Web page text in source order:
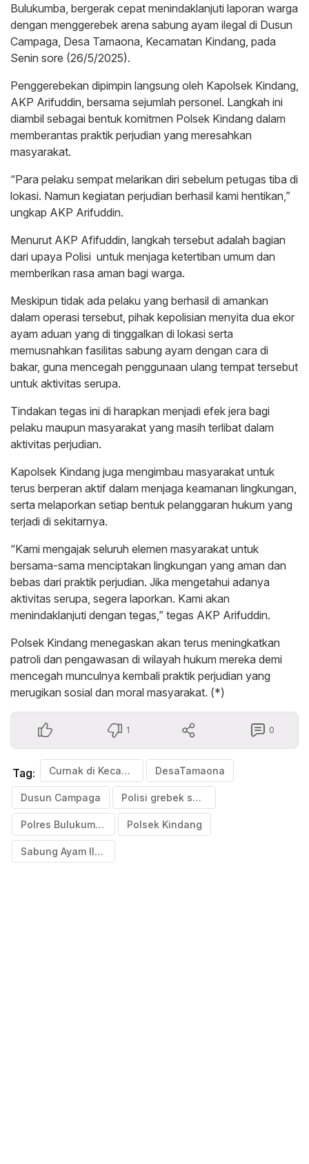
Bulukumba, bergerak cepat menindaklanjuti laporan warga
dengan menggerebek arena sabung ayam ilegal di Dusun
Campaga, Desa Tamaona, Kecamatan Kindang, pada
Senin sore (26/5/2025).
Penggerebekan dipimpin langsung oleh Kapolsek Kindang,
AKP Arifuddin, bersama sejumlah personel. Langkah ini
diambil sebagai bentuk komitmen Polsek Kindang dalam
memberantas praktik perjudian yang meresahkan
masyarakat.
“Para pelaku sempat melarikan diri sebelum petugas tiba di
lokasi. Namun kegiatan perjudian berhasil kami hentikan,”
ungkap AKP Arifuddin.
Menurut AKP Afifuddin, langkah tersebut adalah bagian
dari upaya Polisi untuk menjaga ketertiban umum dan
memberikan rasa aman bagi warga.
Meskipun tidak ada pelaku yang berhasil di amankan
dalam operasi tersebut, pihak kepolisian menyita dua ekor
ayam aduan yang di tinggalkan di lokasi serta
memusnahkan fasilitas sabung ayam dengan cara di
bakar, guna mencegah penggunaan ulang tempat tersebut
untuk aktivitas serupa.
Tindakan tegas ini di harapkan menjadi efek jera bagi
pelaku maupun masyarakat yang masih terlibat dalam
aktivitas perjudian.
Kapolsek Kindang juga mengimbau masyarakat untuk
terus berperan aktif dalam menjaga keamanan lingkungan,
serta melaporkan setiap bentuk pelanggaran hukum yang
terjadi di sekitarnya.
“Kami mengajak seluruh elemen masyarakat untuk
bersama-sama menciptakan lingkungan yang aman dan
bebas dari praktik perjudian. Jika mengetahui adanya
aktivitas serupa, segera laporkan. Kami akan
menindaklanjuti dengan tegas,” tegas AKP Arifuddin.
Polsek Kindang menegaskan akan terus meningkatkan
patroli dan pengawasan di wilayah hukum mereka demi
mencegah munculnya kembali praktik perjudian yang
merugikan sosial dan moral masyarakat. (*)
1 0
Tag: Curnak di Kecamatan Kindang Bulukumba DesaTamaona
Dusun Campaga Polisi grebek sabung ayam
Polres Bulukumba Polsek Kindang
Sabung Ayam Ilegal di Kecamatan Kindang